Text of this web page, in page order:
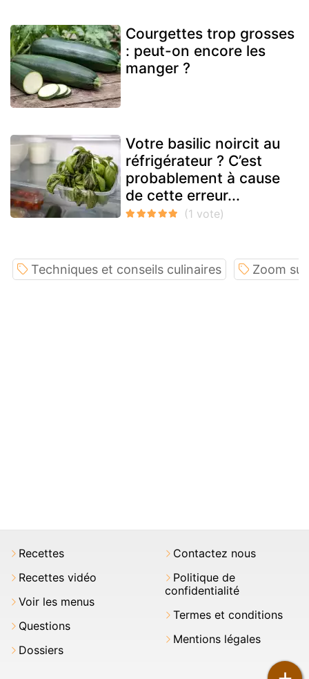
Courgettes trop grosses
: peut-on encore les
manger ?
Votre basilic noircit au
réfrigérateur ? C’est
probablement à cause
de cette erreur...
Techniques et conseils culinaires Zoom
Recettes
Recettes vidéo
Voir les menus
Questions
Dossiers
Contactez nous
Politique de
confidentialité
Termes et conditions
Mentions légales